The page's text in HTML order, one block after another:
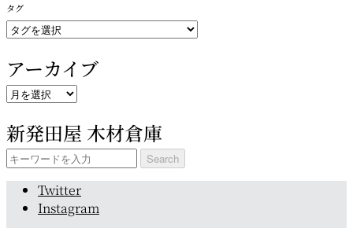
リ
ー
タグ
アーカイブ
ア
カ
イ
ブ
新発田屋 木材倉庫
Search
Twitter
Instagram